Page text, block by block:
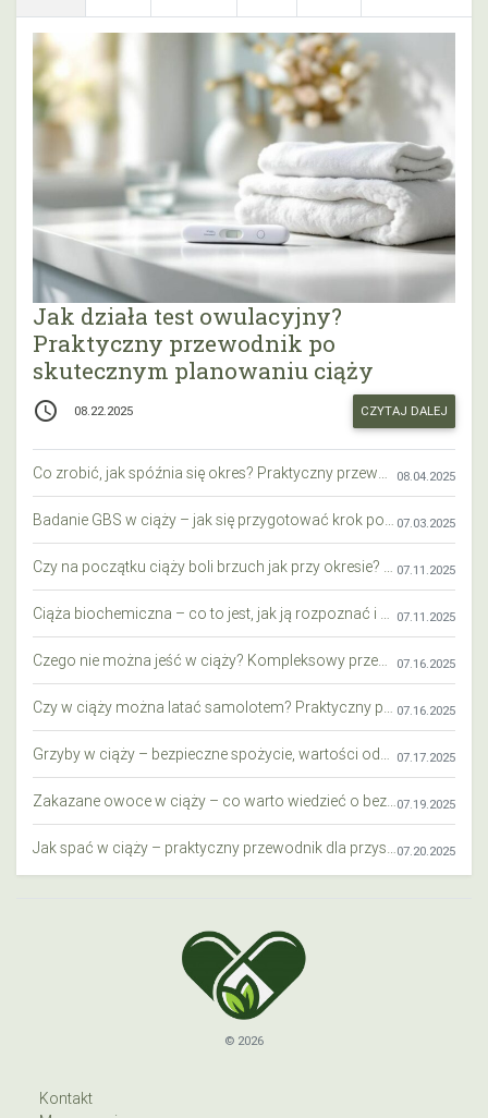
Jak działa test owulacyjny?
Praktyczny przewodnik po
skutecznym planowaniu ciąży
access_time 08.22.2025 CZYTAJ DALEJ
08.04.2025
07.03.2025
07.11.2025
07.11.2025
07.16.2025
07.16.2025
07.17.2025
07.19.2025
07.20.2025
© 2026
Kontakt